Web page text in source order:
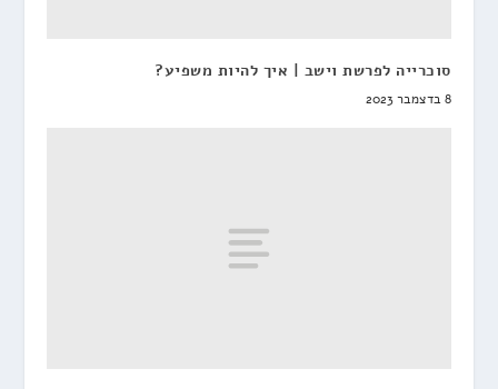
סוכרייה לפרשת וישב | איך להיות משפיע?
8 בדצמבר 2023